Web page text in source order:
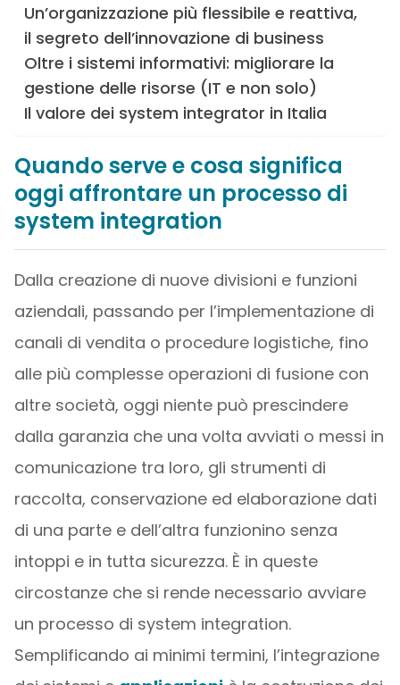
Un’organizzazione più flessibile e reattiva,
il segreto dell’innovazione di business
Oltre i sistemi informativi: migliorare la
gestione delle risorse (IT e non solo)
Il valore dei system integrator in Italia
Quando serve e cosa significa
oggi affrontare un processo di
system integration
Dalla creazione di nuove divisioni e funzioni
aziendali, passando per l’implementazione di
canali di vendita o procedure logistiche, fino
alle più complesse operazioni di fusione con
altre società, oggi niente può prescindere
dalla garanzia che una volta avviati o messi in
comunicazione tra loro, gli strumenti di
raccolta, conservazione ed elaborazione dati
di una parte e dell’altra funzionino senza
intoppi e in tutta sicurezza. È in queste
circostanze che si rende necessario avviare
un processo di system integration.
Semplificando ai minimi termini, l’integrazione